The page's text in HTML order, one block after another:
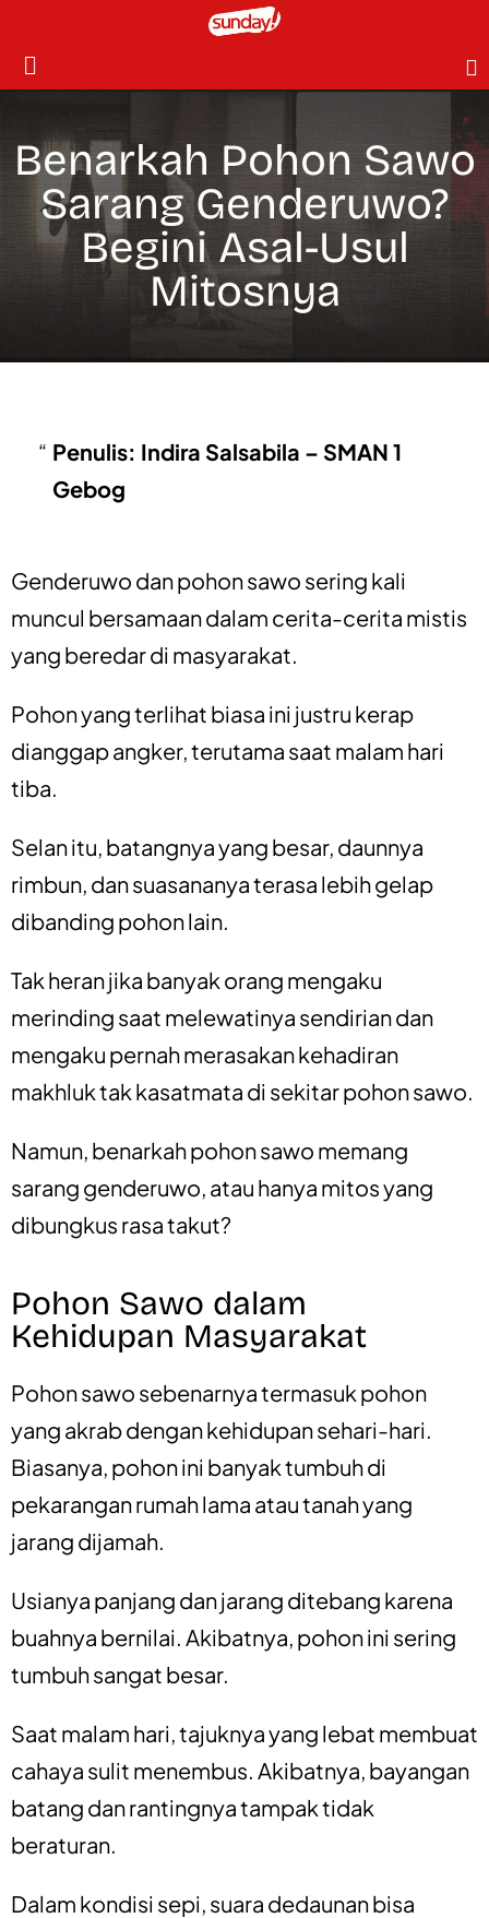
Benarkah Pohon Sawo
Sarang Genderuwo?
Begini Asal-Usul
Mitosnya
Penulis: Indira Salsabila – SMAN 1
Gebog
Genderuwo dan pohon sawo sering kali
muncul bersamaan dalam cerita-cerita mistis
yang beredar di masyarakat.
Pohon yang terlihat biasa ini justru kerap
dianggap angker, terutama saat malam hari
tiba.
Selan itu, batangnya yang besar, daunnya
rimbun, dan suasananya terasa lebih gelap
dibanding pohon lain.
Tak heran jika banyak orang mengaku
merinding saat melewatinya sendirian dan
mengaku pernah merasakan kehadiran
makhluk tak kasatmata di sekitar pohon sawo.
Namun, benarkah pohon sawo memang
sarang genderuwo, atau hanya mitos yang
dibungkus rasa takut?
Pohon Sawo dalam
Kehidupan Masyarakat
Pohon sawo sebenarnya termasuk pohon
yang akrab dengan kehidupan sehari-hari.
Biasanya, pohon ini banyak tumbuh di
pekarangan rumah lama atau tanah yang
jarang dijamah.
Usianya panjang dan jarang ditebang karena
buahnya bernilai. Akibatnya, pohon ini sering
tumbuh sangat besar.
Saat malam hari, tajuknya yang lebat membuat
cahaya sulit menembus. Akibatnya, bayangan
batang dan rantingnya tampak tidak
beraturan.
Dalam kondisi sepi, suara dedaunan bisa